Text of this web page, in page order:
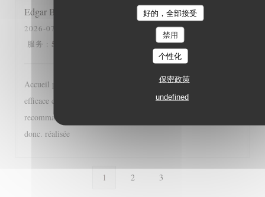
好的，全部接受
禁用
个性化
保密政策
undefined
Edgar B
2026-07-15
服务 : 5 质价比: 5/5
Accueil particulièrement sympathique, service diligent et
efficace cuisine classique bien réalisée, bref une adresse à
recommander à tous les gourmands et gourmets, A très bientôt
donc. réalisée
1 2 3